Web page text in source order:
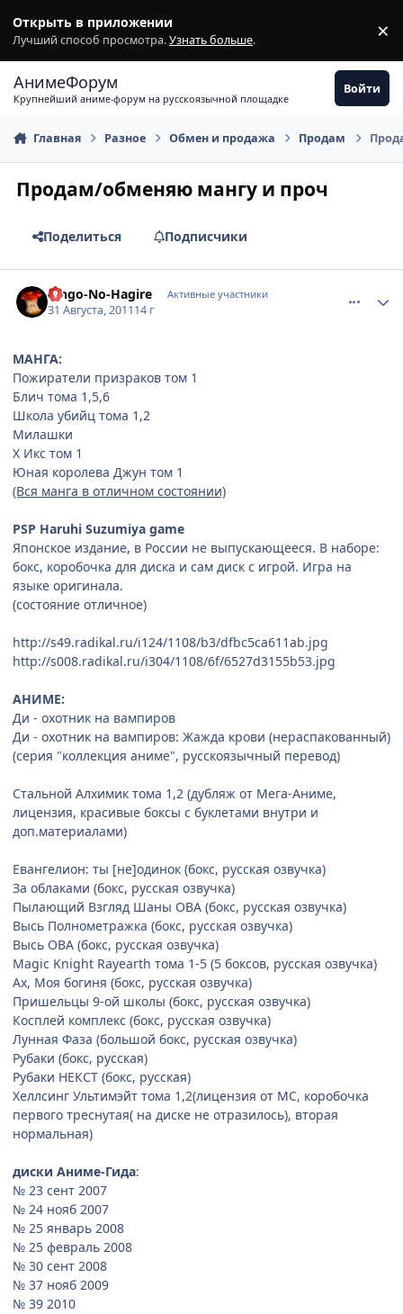
Открыть в приложении
Лучший способ просмотра.Узнать больше. ×
АнимеФорум
Крупнейший аниме-форум на русскоязычной площадке
Войти
Главная Разное Обмен и продажа Продам
Продам/обменяю мангу и проч
Поделиться Подписчики
Ringo-No-Hagire Активные участники
31 Августа, 201114 г
МАНГА:
Пожиратели призраков том 1
Блич тома 1,5,6
Школа убийц тома 1,2
Милашки
Х Икс том 1
Юная королева Джун том 1
(Вся манга в отличном состоянии)
PSP Haruhi Suzumiya game
Японское издание, в России не выпускающееся. В наборе:
бокс, коробочка для диска и сам диск с игрой. Игра на
языке оригинала.
(состояние отличное)
http://s49.radikal.ru/i124/1108/b3/dfbc5ca611ab.jpg
http://s008.radikal.ru/i304/1108/6f/6527d3155b53.jpg
АНИМЕ:
Ди - охотник на вампиров
Ди - охотник на вампиров: Жажда крови (нераспакованный)
(серия "коллекция аниме", русскоязычный перевод)
Стальной Алхимик тома 1,2 (дубляж от Мега-Аниме,
лицензия, красивые боксы с буклетами внутри и
доп.материалами)
Евангелион: ты [не]одинок (бокс, русская озвучка)
За облаками (бокс, русская озвучка)
Пылающий Взгляд Шаны ОВА (бокс, русская озвучка)
Высь Полнометражка (бокс, русская озвучка)
Высь ОВА (бокс, русская озвучка)
Magic Knight Rayearth тома 1-5 (5 боксов, русская озвучка)
Ах, Моя богиня (бокс, русская озвучка)
Пришельцы 9-ой школы (бокс, русская озвучка)
Косплей комплекс (бокс, русская озвучка)
Лунная Фаза (большой бокс, русская озвучка)
Рубаки (бокс, русская)
Рубаки НЕКСТ (бокс, русская)
Хеллсинг Ультимэйт тома 1,2(лицензия от MC, коробочка
первого треснутая( на диске не отразилось), вторая
нормальная)
диски Аниме-Гида:
№ 23 сент 2007
№ 24 нояб 2007
№ 25 январь 2008
№ 25 февраль 2008
№ 30 сент 2008
№ 37 нояб 2009
№ 39 2010